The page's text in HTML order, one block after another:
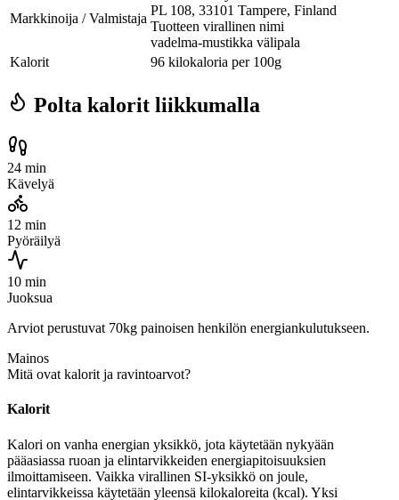
Markkinoija / Valmistaja
PL 108, 33101 Tampere, Finland
Tuotteen virallinen nimi
vadelma-mustikka välipala
Kalorit
96 kilokaloria per 100g
Polta kalorit liikkumalla
24 min
Kävelyä
12 min
Pyöräilyä
10 min
Juoksua
Arviot perustuvat 70kg painoisen henkilön energiankulutukseen.
Mainos
Mitä ovat kalorit ja ravintoarvot?
Kalorit
Kalori on vanha energian yksikkö, jota käytetään nykyään
pääasiassa ruoan ja elintarvikkeiden energiapitoisuuksien
ilmoittamiseen. Vaikka virallinen SI-yksikkö on joule,
elintarvikkeissa käytetään yleensä kilokaloreita (kcal). Yksi